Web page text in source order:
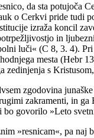
da sta potujoča
o Cerkvi pride tudi
izraža koncil
in
luči« (C 8, 3. 4).
mesta (Hebr
zedinjenja s
zgodovina
zakramenti, in
govorilo »Leto
»resnicam«, pa naj